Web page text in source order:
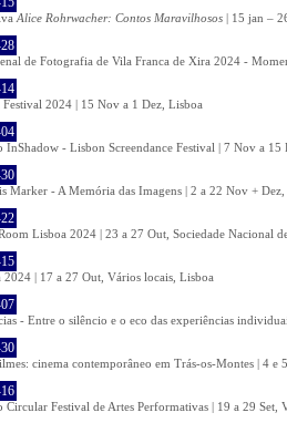
Alice Rohrwacher: Contos Maravilhosos | 15 jan –
de Fotografia de Vila Franca de Xira 2024 -
Festival 2024 | 15 Nov a 1 Dez, Lisboa
InShadow - Lisbon Screendance Festival | 7 Nov a
Marker - A Memória das Imagens | 2 a 22 Nov + Dez,
Lisboa 2024 | 23 a 27 Out, Sociedade Nacional
2024 | 17 a 27 Out, Vários locais, Lisboa
- Entre o silêncio e o eco das experiências
cinema contemporâneo em Trás-os-Montes | 4 e
Circular Festival de Artes Performativas | 19 a 29 Set,